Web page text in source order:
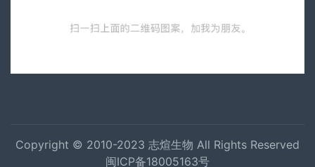
Copyright © 2010-2023 志煊生物 All Rights Reserved
闽ICP备18005163号